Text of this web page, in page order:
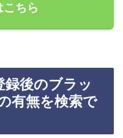
こちら
録後のブラッ
有無を検索で